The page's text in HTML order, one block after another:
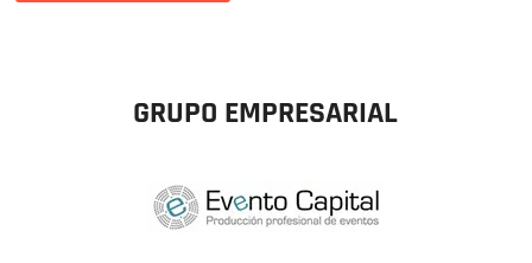
GRUPO EMPRESARIAL